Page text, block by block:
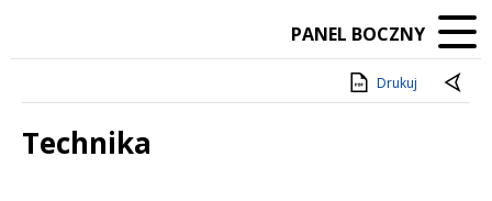
PANEL BOCZNY
Drukuj
Technika